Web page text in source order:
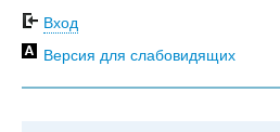
Вход
Версия для слабовидящих